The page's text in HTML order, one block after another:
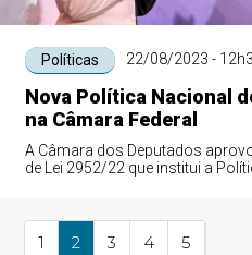
Políticas 22/08/2023 -
Nova Política Nacional
na Câmara Federal
A Câmara dos Deputados
de Lei 2952/22 que institui a
1 2 3 4 5